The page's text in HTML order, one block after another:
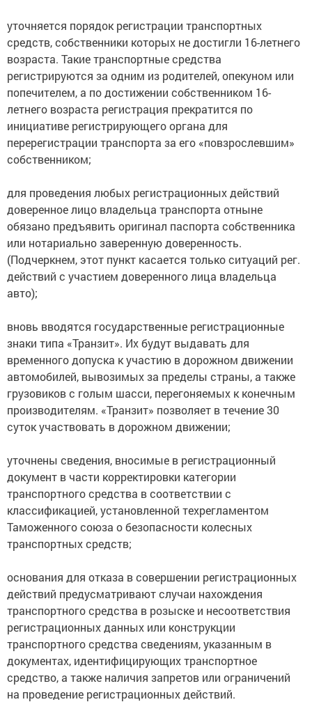
уточняется порядок регистрации транспортных
средств, собственники которых не достигли 16-летнего
возраста. Такие транспортные средства
регистрируются за одним из родителей, опекуном или
попечителем, а по достижении собственником 16-
летнего возраста регистрация прекратится по
инициативе регистрирующего органа для
перерегистрации транспорта за его «повзрослевшим»
собственником;
для проведения любых регистрационных действий
доверенное лицо владельца транспорта отныне
обязано предъявить оригинал паспорта собственника
или нотариально заверенную доверенность.
(Подчеркнем, этот пункт касается только ситуаций рег.
действий с участием доверенного лица владельца
авто);
вновь вводятся государственные регистрационные
знаки типа «Транзит». Их будут выдавать для
временного допуска к участию в дорожном движении
автомобилей, вывозимых за пределы страны, а также
грузовиков с голым шасси, перегоняемых к конечным
производителям. «Транзит» позволяет в течение 30
суток участвовать в дорожном движении;
уточнены сведения, вносимые в регистрационный
документ в части корректировки категории
транспортного средства в соответствии с
классификацией, установленной техрегламентом
Таможенного союза о безопасности колесных
транспортных средств;
основания для отказа в совершении регистрационных
действий предусматривают случаи нахождения
транспортного средства в розыске и несоответствия
регистрационных данных или конструкции
транспортного средства сведениям, указанным в
документах, идентифицирующих транспортное
средство, а также наличия запретов или ограничений
на проведение регистрационных действий.